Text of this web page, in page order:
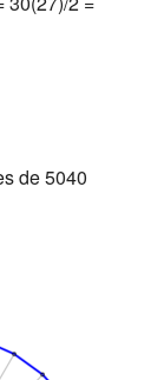
de 5040